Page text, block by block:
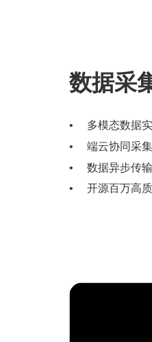
数据采
多模态数据
端云协同采
数据异步传
开源百万高